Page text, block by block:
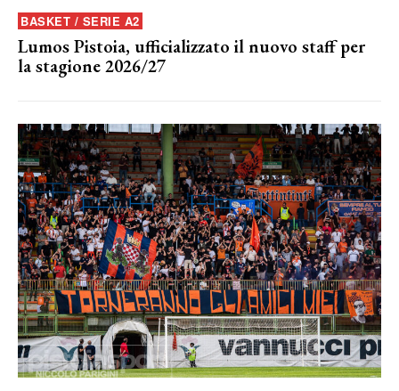
BASKET / SERIE A2
Lumos Pistoia, ufficializzato il nuovo staff per
la stagione 2026/27